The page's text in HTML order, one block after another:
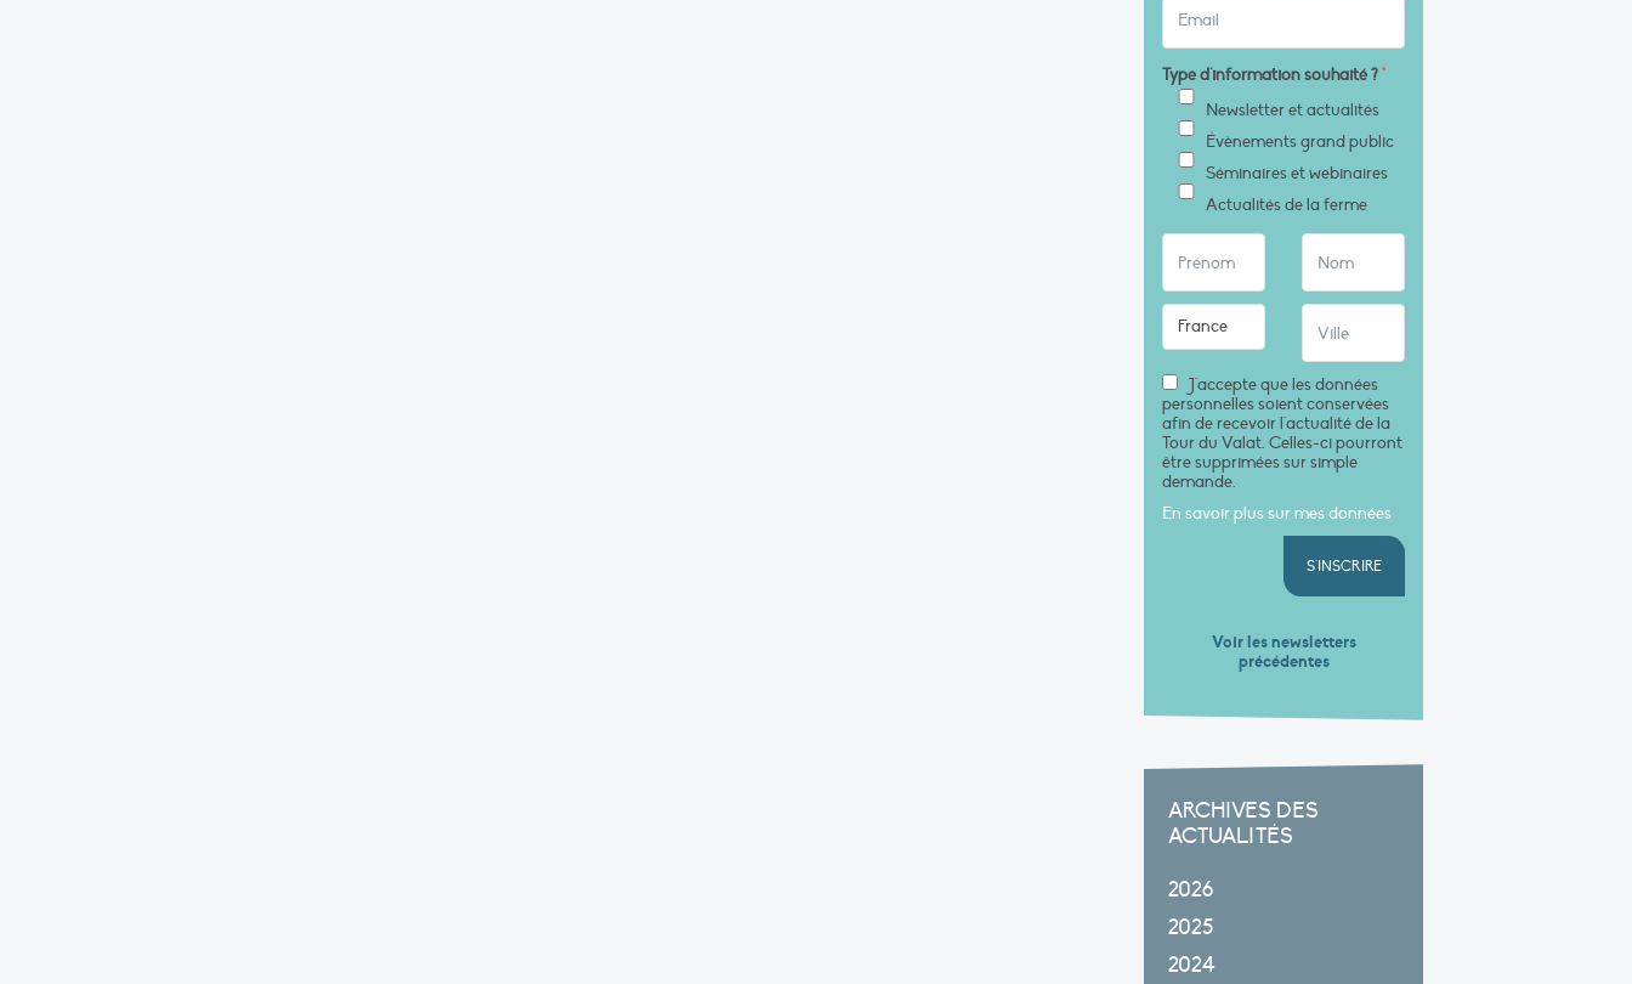
Type d'information souhaité ?*
Newsletter et actualités
Évènements grand public
Séminaires et webinaires
Actualités de la ferme
J'accepte que les données
personnelles soient conservées
afin de recevoir l'actualité de la
Tour du Valat. Celles-ci pourront
être supprimées sur simple
demande.
En savoir plus sur mes données
S'INSCRIRE
Voir les newsletters
précédentes
ARCHIVES DES
ACTUALITÉS
2026
2025
2024